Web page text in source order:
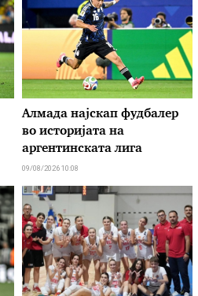
Алмада најскап фудбалер
во историјата на
аргентинската лига
09/08/2026 10:08